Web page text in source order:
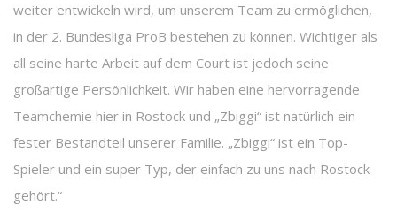
weiter entwickeln wird, um unserem Team zu ermöglichen,
in der 2. Bundesliga ProB bestehen zu können. Wichtiger als
all seine harte Arbeit auf dem Court ist jedoch seine
großartige Persönlichkeit. Wir haben eine hervorragende
Teamchemie hier in Rostock und „Zbiggi“ ist natürlich ein
fester Bestandteil unserer Familie. „Zbiggi“ ist ein Top-
Spieler und ein super Typ, der einfach zu uns nach Rostock
gehört.“